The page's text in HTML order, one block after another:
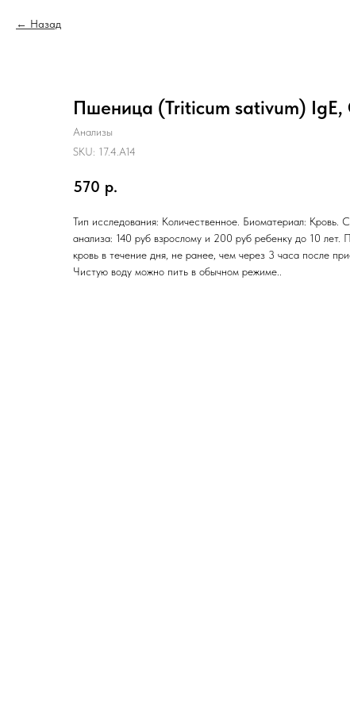
Назад
Пшеница (Triticum sativum) IgE,
Анализы
SKU: 17.4.A14
570 р.
Тип исследования: Количественное. Биоматериал: Кровь.
анализа: 140 руб взрослому и 200 руб ребенку до 10 лет.
кровь в течение дня, не ранее, чем через 3 часа после
Чистую воду можно пить в обычном режиме..